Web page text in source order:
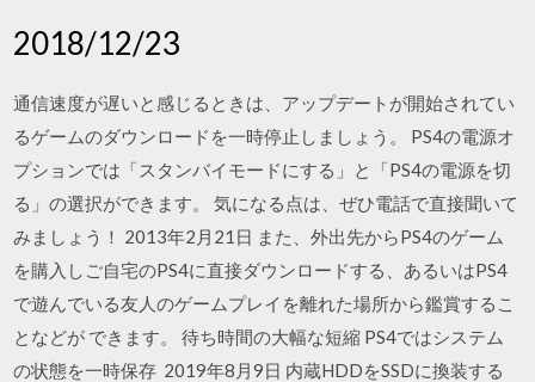
2018/12/23
通信速度が遅いと感じるときは、アップデートが開始されてい
るゲームのダウンロードを一時停止しましょう。 PS4の電源オ
プションでは「スタンバイモードにする」と「PS4の電源を切
る」の選択ができます。 気になる点は、ぜひ電話で直接聞いて
みましょう！ 2013年2月21日 また、外出先からPS4のゲーム
を購入しご自宅のPS4に直接ダウンロードする、あるいはPS4
で遊んでいる友人のゲームプレイを離れた場所から鑑賞するこ
となどが できます。 待ち時間の大幅な短縮 PS4ではシステム
の状態を一時保存 2019年8月9日 内蔵HDDをSSDに換装する